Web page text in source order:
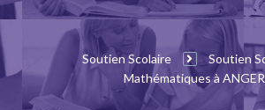
Soutien Scolaire
Soutien
Mathématiques à